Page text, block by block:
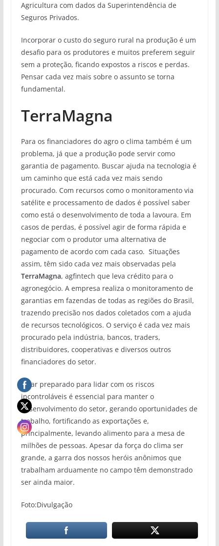
Agricultura com dados da Superintendência de
Seguros Privados.
Incorporar o custo do seguro rural na produção é um
desafio para os produtores e muitos preferem seguir
sem a proteção, ficando expostos a riscos e perdas.
Pensar cada vez mais sobre o assunto se torna
fundamental.
TerraMagna
Para os financiadores do agro o clima também é um
problema, já que a produção pode servir como
garantia de pagamento. Buscar ajuda na tecnologia é
um caminho que está cada vez mais sendo
procurado. Com recursos como o monitoramento via
satélite e processamento de dados é possível saber
como está o desenvolvimento de toda a lavoura. Em
casos de perdas, é possível agir de forma rápida e
negociar com o produtor uma alternativa de
pagamento de acordo com cada caso. Situações
assim, têm sido cada vez mais observadas pela
TerraMagna, agfintech que leva crédito para o
agronegócio. A empresa realiza o monitoramento de
garantias em fazendas de todas as regiões do Brasil,
trazendo precisão nos dados coletados com a ajuda
de recursos tecnológicos. O serviço é cada vez mais
procurado pela indústria, bancos, traders,
distribuidores, cooperativas e diversos outros
financiadores do setor.
Estar preparado para lidar com os riscos
incontroláveis é essencial para manter o
desenvolvimento do setor, gerando oportunidades de
trabalho, fortificando as exportações e,
principalmente, levando alimento para a mesa de
milhões de pessoas. Apesar da força do clima ser
grande, a garra dos nossos heróis anônimos que
trabalham arduamente no campo têm demonstrado
ser ainda maior.
Foto:Divulgação